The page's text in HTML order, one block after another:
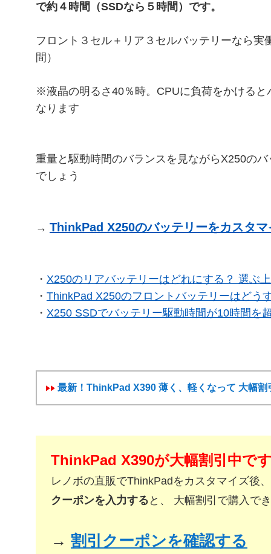
で約４時間（SSDなら５時間）です。
フロント３セル＋リア３セルバッテリーなら実
間）
※液晶の明るさ40％時。CPUに負荷をかけると
なります
重量と駆動時間のバランスを見ながらX250の
でしょう
→ ThinkPad X250のバッテリーをカスタマ
・ X250のリアバッテリーはどれにする？ 選ぶ
・ ThinkPad X250のフロントバッテリーはどう
・ X250 SSDでバッテリー駆動時間が10時間を
最新！ThinkPad X390 薄く、軽くなって 大幅割
ThinkPad X390が大幅割引中で
レノボの直販でThinkPadをカスタマイズ後、
クーポンを入力する と、 大幅割引で購入で
→ 割引クーポンを確認する